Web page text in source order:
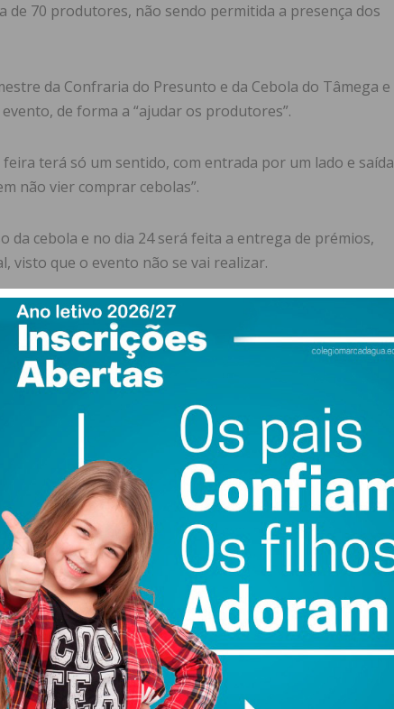
de 70 produtores, não sendo permitida a presença dos
da Confraria do Presunto e da Cebola do Tâmega e
de forma a “ajudar os produtores”.
terá só um sentido, com entrada por um lado e saída
não vier comprar cebolas”.
da cebola e no dia 24 será feita a entrega de prémios,
visto que o evento não se vai realizar.
no processo de certificação para o selo
a cebola no campo.
do Imediato
e obtenha de forma regular a informação
atualizada.
com ostermos e condições